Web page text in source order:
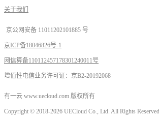
关于我们
京公网安备 11011202101885 号
京ICP备18046826号-1
网信算备110112457178301240011号
增值性电信业务许可证：京B2-20192068
有一云 www.uecloud.com 版权所有
Copyright © 2018-2026 UECloud Co., Ltd. All Rights